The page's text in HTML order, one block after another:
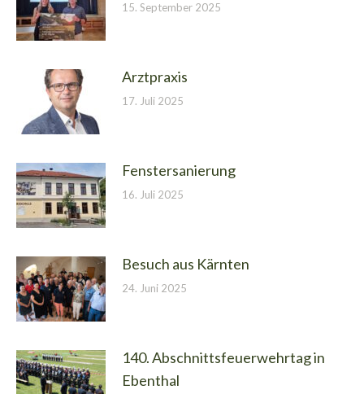
15. September 2025
Arztpraxis
17. Juli 2025
Fenstersanierung
16. Juli 2025
Besuch aus Kärnten
24. Juni 2025
140. Abschnittsfeuerwehrtag in
Ebenthal